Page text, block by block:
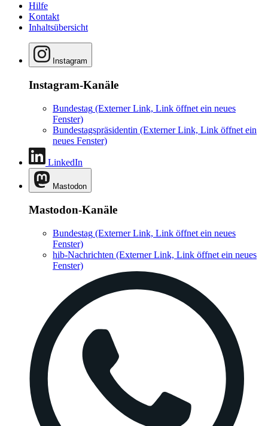
Hilfe
Kontakt
Inhaltsübersicht
Instagram
Instagram-Kanäle
Bundestag (Externer Link, Link öffnet ein neues
Fenster)
Bundestagspräsidentin (Externer Link, Link öffnet ein
neues Fenster)
LinkedIn
Mastodon
Mastodon-Kanäle
Bundestag (Externer Link, Link öffnet ein neues
Fenster)
hib-Nachrichten (Externer Link, Link öffnet ein neues
Fenster)